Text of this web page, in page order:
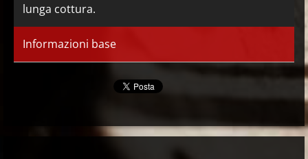
lunga cottura.
Informazioni base